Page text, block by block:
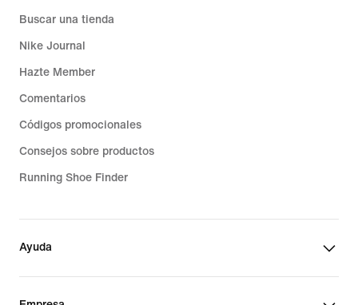
Buscar una tienda
Nike Journal
Hazte Member
Comentarios
Códigos promocionales
Consejos sobre productos
Running Shoe Finder
Ayuda